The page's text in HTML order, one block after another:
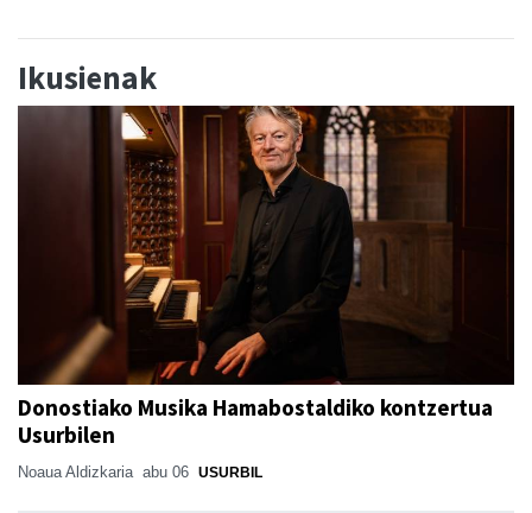
Ikusienak
Donostiako Musika Hamabostaldiko kontzertua
Usurbilen
Noaua Aldizkaria abu 06 USURBIL